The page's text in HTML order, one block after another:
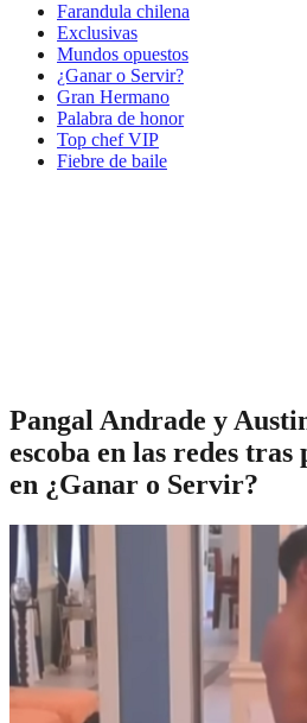
Farandula chilena
Exclusivas
Mundos opuestos
¿Ganar o Servir?
Gran Hermano
Palabra de honor
Top chef VIP
Fiebre de baile
Pangal Andrade y
escoba en las redes tras
en ¿Ganar o Servir?